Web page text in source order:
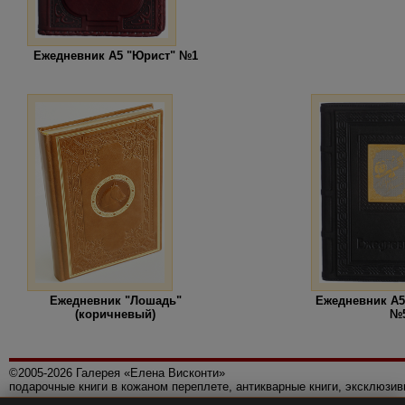
Ежедневник А5 "Юрист" №1
Ежедневник "Лошадь"
(коричневый)
Ежедневник
©2005-2026 Галерея «Елена Висконти»
подарочные книги в кожаном переплете, антикварные книги,